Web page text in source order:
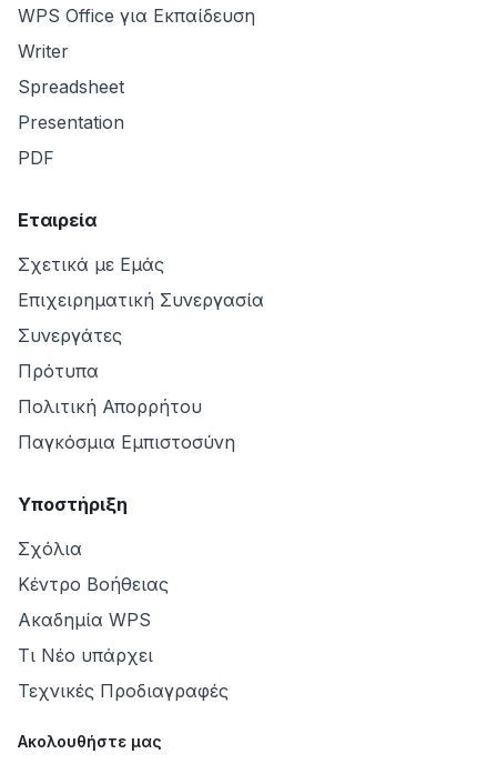
WPS Office για Εκπαίδευση
Writer
Spreadsheet
Presentation
PDF
Εταιρεία
Σχετικά με Εμάς
Επιχειρηματική Συνεργασία
Συνεργάτες
Πρότυπα
Πολιτική Απορρήτου
Παγκόσμια Εμπιστοσύνη
Υποστήριξη
Σχόλια
Κέντρο Βοήθειας
Ακαδημία WPS
Τι Νέο υπάρχει
Τεχνικές Προδιαγραφές
Ακολουθήστε μας